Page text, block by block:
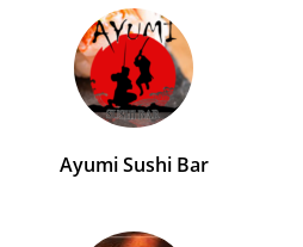
Ayumi Sushi Bar